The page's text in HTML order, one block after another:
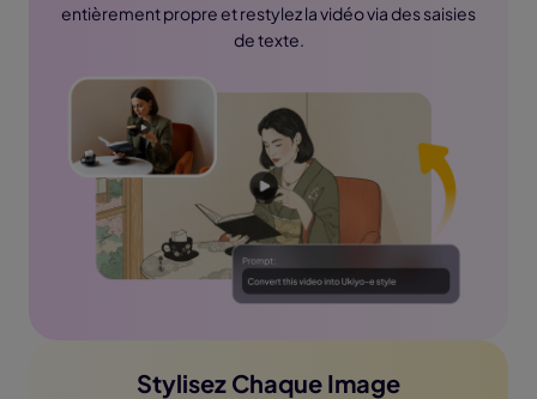
entièrement propre et restylez la vidéo via des saisies
de texte.
Stylisez Chaque Image